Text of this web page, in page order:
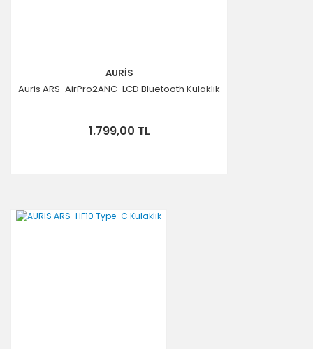
AURİS
Auris ARS-AirPro2ANC-LCD Bluetooth Kulaklık
1.799,00 TL